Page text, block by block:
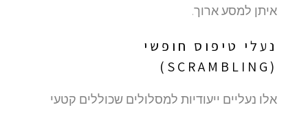
איתן למסע ארוך.
נעלי טיפוס חופשי
אלו נעליים ייעודיות למסלולים שכוללים קטעי